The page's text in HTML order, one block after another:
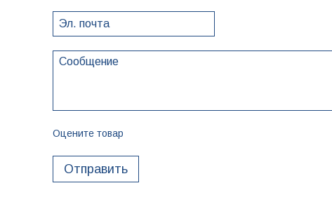
Оцените товар
Отправить